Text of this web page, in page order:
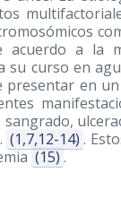
acuerdo a la
su curso en
en
(1,7,12-14) .
(15) .